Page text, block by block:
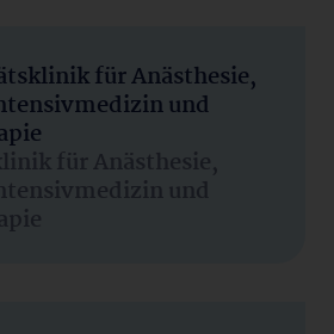
für Anästhesie,
und
für Anästhesie,
und